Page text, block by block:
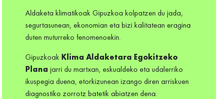
Aldaketa klimatikoak Gipuzkoa kolpatzen du jada,
segurtasunean, ekonomian eta bizi kalitatean eragina
duten muturreko fenomenoekin.
Gipuzkoak Klima Aldaketara Egokitzeko
Plana jarri du martxan, eskualdeko eta udalerriko
ikuspegia duena, etorkizunean izango diren arriskuen
diagnostiko zorrotz batetik abiatzen dena.